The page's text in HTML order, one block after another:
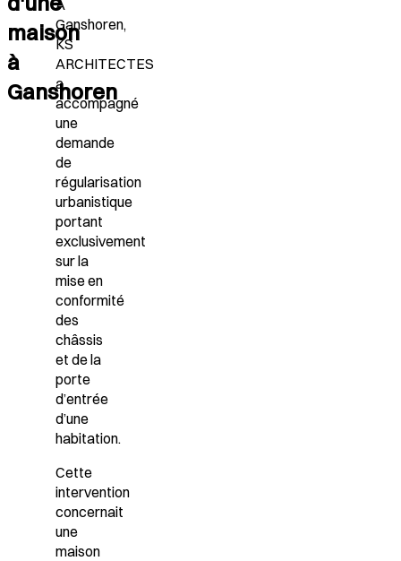
maison
à
Ganshoren
À
Ganshoren,
KS
ARCHITECTES
a
accompagné
une
demande
de
régularisation
urbanistique
portant
exclusivement
sur la
mise en
conformité
des
châssis
et de la
porte
d’entrée
d’une
habitation.
Cette
intervention
concernait
une
maison